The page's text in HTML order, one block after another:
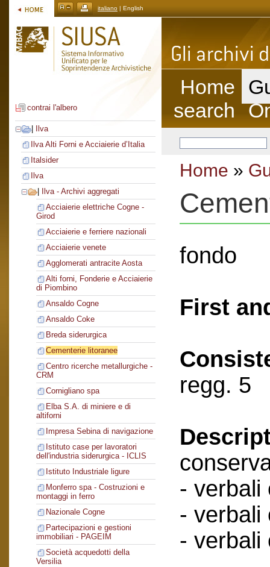
italiano | English
contrai l'albero
Ilva
Ilva Alti Forni e Acciaierie d’Italia
Italsider
Ilva
Ilva - Archivi aggregati
Acciaierie elettriche Cogne -
Girod
Acciaierie e ferriere nazionali
Acciaierie venete
Agglomerati antracite Aosta
Alti forni, Fonderie e Acciaierie
di Piombino
Ansaldo Cogne
Ansaldo Coke
Breda siderurgica
Cementerie litoranee
Centro ricerche metallurgiche -
CRM
Cornigliano spa
Elba S.A. di miniere e di
altiforni
Impresa Sebina di navigazione
Istituto case per lavoratori
dell'industria siderurgica - ICLIS
Istituto Industriale ligure
Monferro spa - Costruzioni e
montaggi in ferro
Nazionale Cogne
Partecipazioni e gestioni
immobiliari - PAGEIM
Società acquedotti della
Versilia
Home
search
Home »
fondo
First
regg. 5
- verbali
- verbali
- verbali